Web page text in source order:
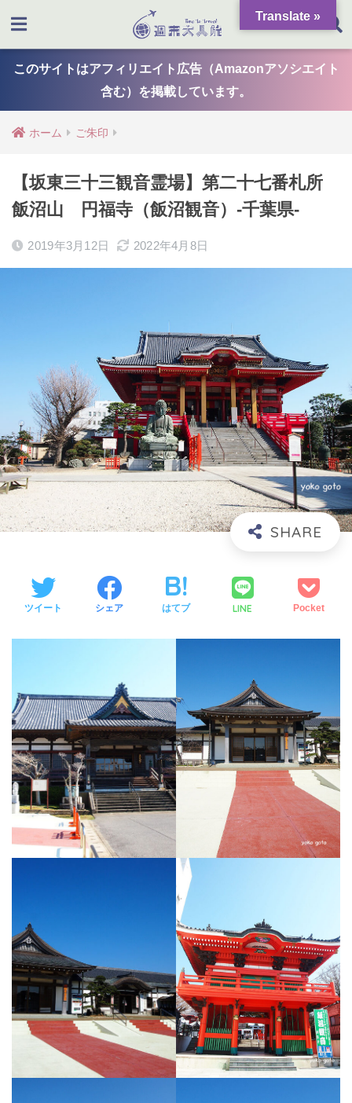
このサイトはアフィリエイト広告（Amazonアソシエイト
含む）を掲載しています。
ホーム ご朱印
【坂東三十三観音霊場】第二十七番札所
飯沼山 円福寺（飯沼観音）-千葉県-
2019年3月12日 2022年4月8日
ツイート シェア はてブ LINE Pocket
Translate »